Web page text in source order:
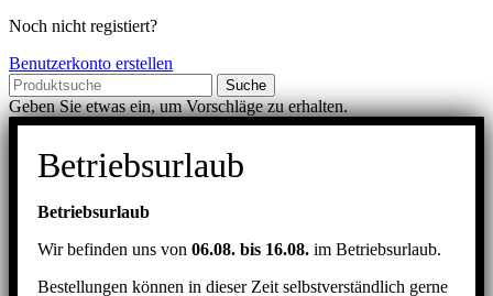
Noch nicht registiert?
Benutzerkonto erstellen
Suche
Geben Sie etwas ein, um Vorschläge zu erhalten.
Betriebsurlaub
Betriebsurlaub
Wir befinden uns von 06.08. bis 16.08. im Betriebsurlaub.
Bestellungen können in dieser Zeit selbstverständlich gerne